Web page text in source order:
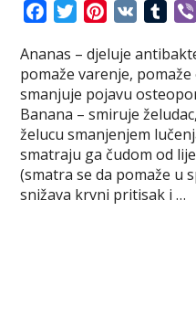
c
e
b
o
o
k
T
i
t
t
r
n
t
e
r
e
s
t
m
b
l
r
Ananas – djeluje
pomaže varenje,
smanjuje pojavu
Banana – smiruje
želucu smanjenjem
smatraju ga čudom od
(smatra se da pomaže u
snižava krvni pritisak i …